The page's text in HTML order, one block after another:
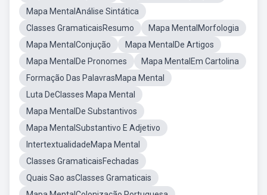
Mapa MentalAnálise Sintática
Classes GramaticaisResumo
Mapa MentalMorfologia
Mapa MentalConjução
Mapa MentalDe Artigos
Mapa MentalDe Pronomes
Mapa MentalEm Cartolina
Formação Das PalavrasMapa Mental
Luta DeClasses Mapa Mental
Mapa MentalDe Substantivos
Mapa MentalSubstantivo E Adjetivo
IntertextualidadeMapa Mental
Classes GramaticaisFechadas
Quais Sao asClasses Gramaticais